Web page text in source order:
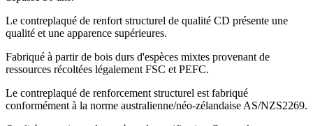
Le contreplaqué de renfort structurel de qualité CD présente une
qualité et une apparence supérieures.
Fabriqué à partir de bois durs d'espèces mixtes provenant de
ressources récoltées légalement FSC et PEFC.
Le contreplaqué de renforcement structurel est fabriqué
conformément à la norme australienne/néo-zélandaise AS/NZS2269.